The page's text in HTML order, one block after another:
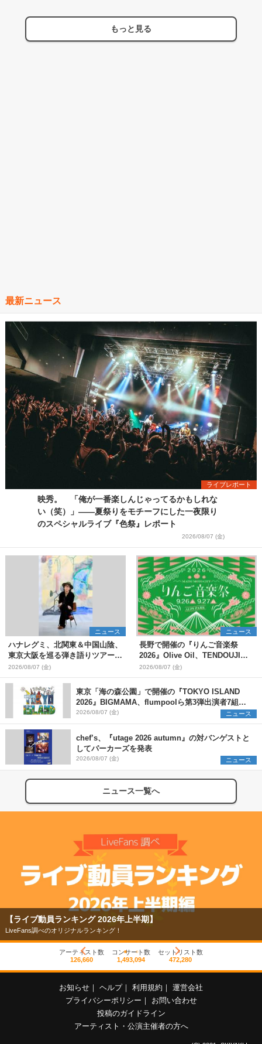
もっと見る
最新ニュース
ライブレポート
映秀。 「俺が一番楽しんじゃってるかもしれな
い（笑）」――夏祭りをモチーフにした一夜限り
のスペシャルライブ『色祭』レポート
2026/08/07 (金)
ニュース
ハナレグミ、北関東＆中国山陰、
東京大阪を巡る弾き語りツアー10
月より開催決定
2026/08/07 (金)
ニュース
長野で開催の『りんご音楽祭
2026』Olive Oil、TENDOUJIら
第11弾出演アーティスト（16組）
を発表
2026/08/07 (金)
東京「海の森公園」で開催の『TOKYO ISLAND
2026』BIGMAMA、flumpoolら第3弾出演者7組を
発表 ワークショップ・アート出展者を募集
2026/08/07 (金) ニュース
chef’s、『utage 2026 autumn』の対バンゲストと
してパーカーズを発表
2026/08/07 (金) ニュース
ニュース一覧へ
【ライブ動員ランキング 2026年上半期】
LiveFans調べのオリジナルランキング！
アーティスト数
126,660
コンサート数
1,493,094
セットリスト数
472,280
お知らせ ヘルプ 利用規約
運営会社
プライバシーポリシー
お問い合わせ
投稿のガイドライン
アーティスト・公演主催者の方へ